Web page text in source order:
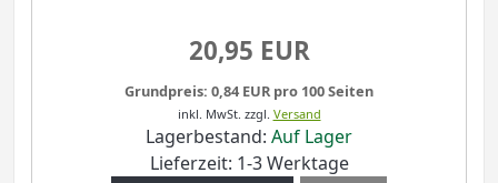
20,95 EUR
Grundpreis: 0,84 EUR pro 100 Seiten
inkl. MwSt. zzgl. Versand
Lagerbestand: Auf Lager
Lieferzeit: 1-3 Werktage